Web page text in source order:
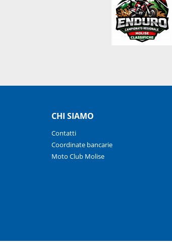
CHI SIAMO
Contatti
Coordinate bancarie
Moto Club Molise